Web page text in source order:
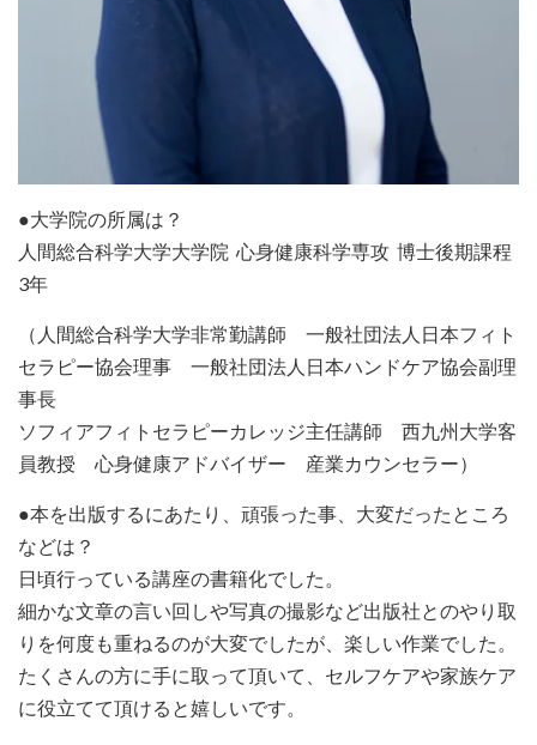
●大学院の所属は？
人間総合科学大学大学院 心身健康科学専攻 博士後期課程
3年
（人間総合科学大学非常勤講師 一般社団法人日本フィト
セラピー協会理事 一般社団法人日本ハンドケア協会副理
事長
ソフィアフィトセラピーカレッジ主任講師 西九州大学客
員教授 心身健康アドバイザー 産業カウンセラー）
●本を出版するにあたり、頑張った事、大変だったところ
などは？
日頃行っている講座の書籍化でした。
細かな文章の言い回しや写真の撮影など出版社とのやり取
りを何度も重ねるのが大変でしたが、楽しい作業でした。
たくさんの方に手に取って頂いて、セルフケアや家族ケア
に役立てて頂けると嬉しいです。